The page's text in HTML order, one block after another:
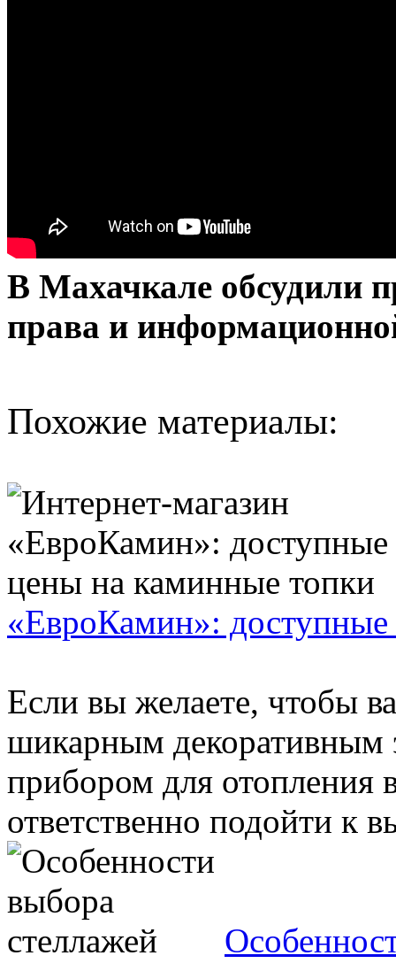
В Махачкале обсудили
права и
Похожие материалы:
«ЕвроКамин»:
Если вы желаете, чтобы
шикарным декоративным
прибором для отопления
ответственно подойти к